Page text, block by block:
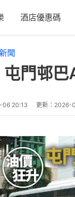
酒店優惠碼
聞
屯門邨
20:13 更新： 2026-